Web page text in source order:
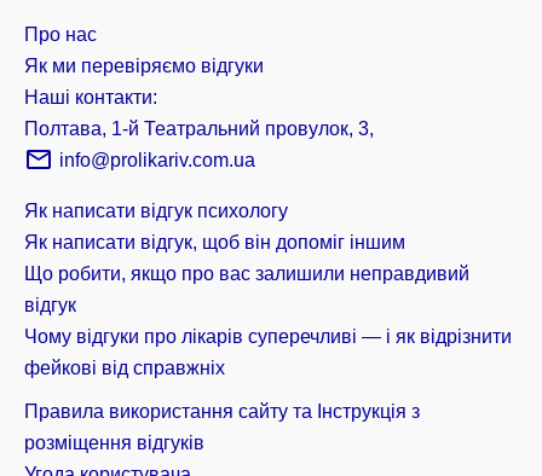
Про нас
Як ми перевіряємо відгуки
Наші контакти:
Полтава, 1-й Театральний провулок, 3,
info@prolikariv.com.ua
Як написати відгук психологу
Як написати відгук, щоб він допоміг іншим
Що робити, якщо про вас залишили неправдивий
відгук
Чому відгуки про лікарів суперечливі — і як відрізнити
фейкові від справжніх
Правила використання сайту та Інструкція з
розміщення відгуків